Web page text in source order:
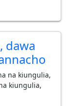
dawa
na kiungulia,
kiungulia,